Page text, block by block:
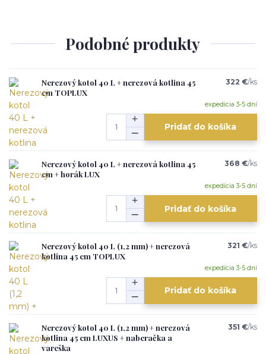
Podobné produkty
Nerezový kotol 40 L + nerezová kotlina 45
cm TOPLUX
322 €/ks
expedícia 3-5 dní
Pridať do košíka
Nerezový kotol 40 L + nerezová kotlina 45
cm + horák LUX
368 €/ks
expedícia 3-5 dní
Pridať do košíka
Nerezový kotol 40 L (1,2 mm) + nerezová
kotlina 45 cm TOPLUX
321 €/ks
expedícia 3-5 dní
Pridať do košíka
Nerezový kotol 40 L (1,2 mm) + nerezová
kotlina 45 cm LUXUS + naberačka a
vareška
351 €/ks